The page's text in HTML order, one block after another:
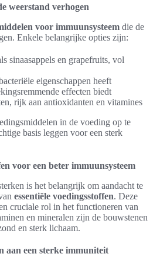
weerstand verhogen
voor immuunsysteem die de
Enkele belangrijke opties zijn:
sinaasappels en grapefruits, vol
eigenschappen heeft
effecten biedt
rijk aan antioxidanten en vitamines
in de voeding op te
basis leggen voor een sterk
voor een beter immuunsysteem
is het belangrijk om aandacht te
essentiële voedingsstoffen. Deze
cruciale rol in het functioneren van
en mineralen zijn de bouwstenen
en sterk lichaam.
aan een sterke immuniteit